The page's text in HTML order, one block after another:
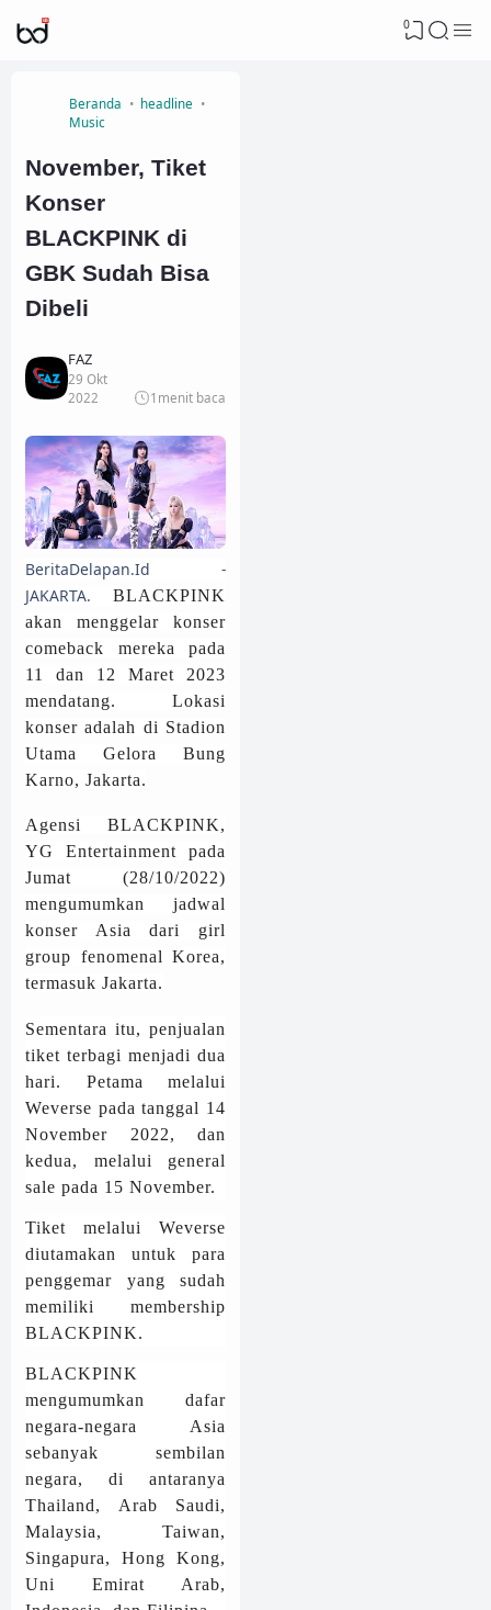
0
Beranda
headline
Music
November, Tiket
Konser
BLACKPINK di
GBK Sudah Bisa
Dibeli
FAZ
29 Okt
2022
1 menit baca
BeritaDelapan.Id -
JAKARTA. BLACKPINK
akan menggelar konser
comeback mereka pada
11 dan 12 Maret 2023
mendatang. Lokasi
konser adalah di Stadion
Utama Gelora Bung
Karno, Jakarta.
Agensi BLACKPINK,
YG Entertainment pada
Jumat (28/10/2022)
mengumumkan jadwal
konser Asia dari girl
group fenomenal Korea,
termasuk Jakarta.
Sementara itu, penjualan
tiket terbagi menjadi dua
hari. Petama melalui
Weverse pada tanggal 14
November 2022, dan
kedua, melalui general
sale pada 15 November.
Tiket melalui Weverse
diutamakan untuk para
penggemar yang sudah
memiliki membership
BLACKPINK.
BLACKPINK
mengumumkan dafar
negara-negara Asia
sebanyak sembilan
negara, di antaranya
Thailand, Arab Saudi,
Malaysia, Taiwan,
Singapura, Hong Kong,
Uni Emirat Arab,